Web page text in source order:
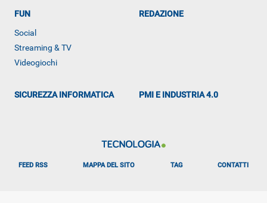
FUN
Social
Streaming & TV
Videogiochi
REDAZIONE
SICUREZZA INFORMATICA PMI E INDUSTRIA 4.0
FEED RSS MAPPA DEL SITO TAG CONTATTI